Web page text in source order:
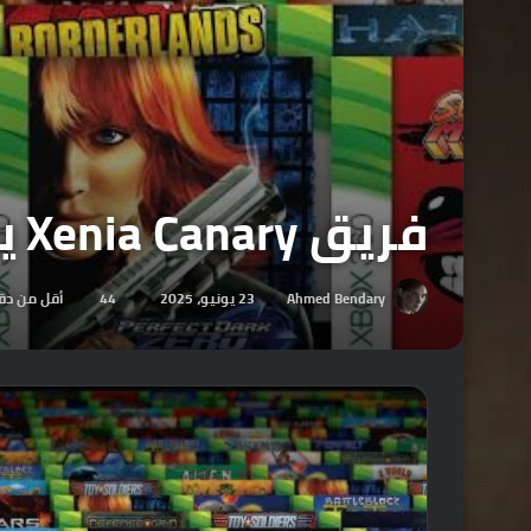
فريق Xenia Canary ينفي العمل مع Xbox!
Ahmed Bendary 23 يونيو، 2025 44 أقل من